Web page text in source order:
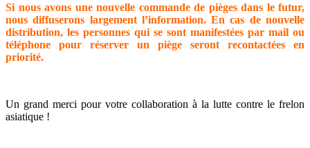
Si nous avons une nouvelle commande de pièges dans le futur,
nous diffuserons largement l’information. En cas de nouvelle
distribution, les personnes qui se sont manifestées par mail ou
téléphone pour réserver un piège seront recontactées en
priorité.
Un grand merci pour votre collaboration à la lutte contre le frelon
asiatique !